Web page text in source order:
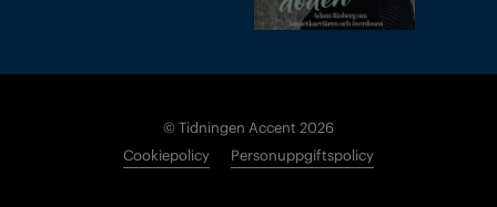
© Tidningen Accent 2026
Cookiepolicy
Personuppgiftspolicy